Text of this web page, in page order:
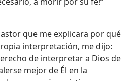
que me explicara por qué
interpretación, me dijo:
de interpretar a Dios de
mejor de Él en la